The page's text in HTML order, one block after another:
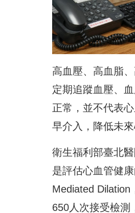
高血壓、高血脂
定期追蹤血壓、
正常，並不代表
早介入， 降低未
衛生福利部臺北
是評估心血管健
Mediated Dilation
650人次接受檢測